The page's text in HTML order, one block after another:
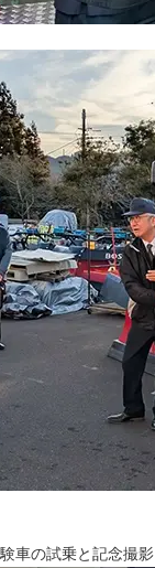
車の試乗と記念撮影